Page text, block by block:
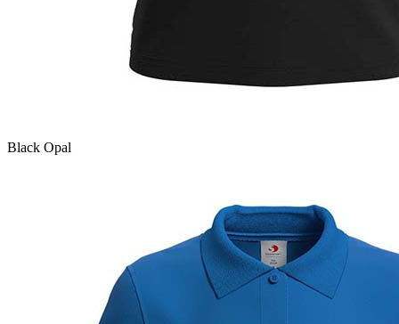
Black Opal